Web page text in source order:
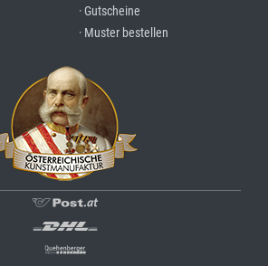
· Gutscheine
· Muster bestellen